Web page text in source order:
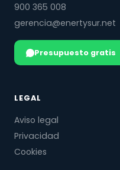
900 365 008
gerencia@enertysur.net
Presupuesto gratis
LEGAL
Aviso legal
Privacidad
Cookies